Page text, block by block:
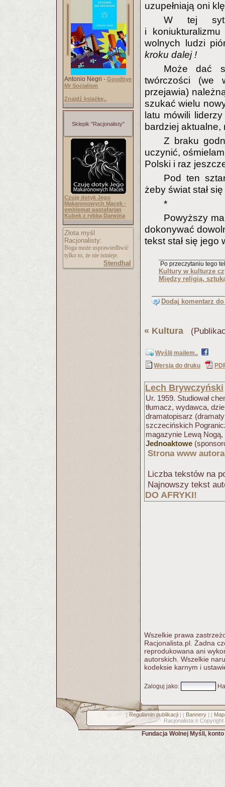
Antonio Negri - Goodbye
Mr Socialism
Znajdź książkę..
Sklepik "Racjonalisty"
Czuję dotyk Jego
Makaronowych Macek -
emblemat pastafarian
Kubek z rybką Darwina
Złota myśl
Racjonalisty:
Boga może usprawiedliwić
tylko to, że nie istnieje.
Stendhal
uzupełniają oni
W tej
i
wolnych ludzi
kroku dalej !
Może dać
twórczości (we
przejawia)
szukać wielu
latu mówili
bardziej aktualne,
Z braku
uczynić,
Polski i raz
Pod ten
żeby świat stał
*
Powyższy
dokonywać
tekst stał się jego
Po przeczytaniu tego
Kultury w kulturze
Między religią,
Dodaj komentarz
« Kultura
Wyślij mailem..
Wersja do druku
Lech Brywczyński
Ur. 1959. Studiował
tłumacz, wydawca,
dramatopisarz
szczecińskich
magazynie Lewą
Jednoaktowe
Strona www autora
Liczba tekstów na
Najnowszy tekst
DO AFRYKI!
Wszelkie prawa
Racjonalista.pl. Żadna
reprodukowana ani
autorskich. Wszelkie
kodeksie karnym i
Zaloguj jako:
[ Regulamin publikacji] [ Bannery] [
Racjonalista © Copyright
Fundacja Wolnej Myśli,